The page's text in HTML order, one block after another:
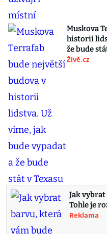
Muskova
historii
že bude
Živě.cz
Jak
Tohle je
Reklama